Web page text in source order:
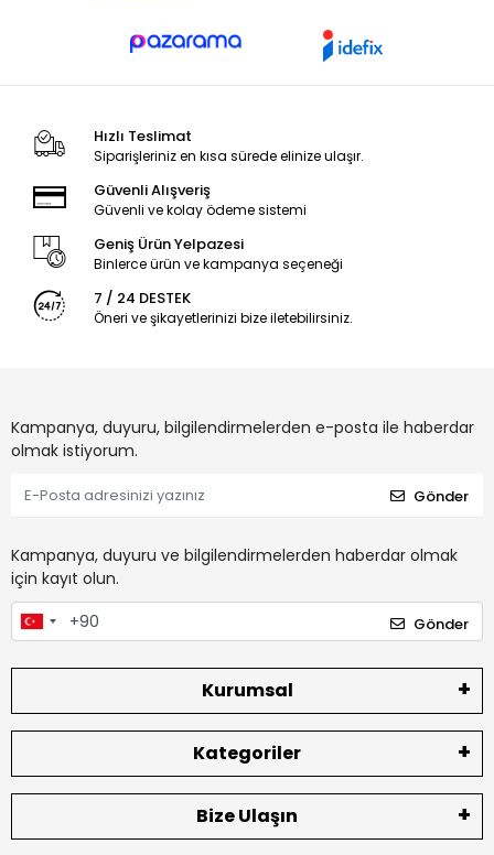
Hızlı Teslimat
Siparişleriniz en kısa sürede elinize ulaşır.
Güvenli Alışveriş
Güvenli ve kolay ödeme sistemi
Geniş Ürün Yelpazesi
Binlerce ürün ve kampanya seçeneği
7 / 24 DESTEK
Öneri ve şikayetlerinizi bize iletebilirsiniz.
Kampanya, duyuru, bilgilendirmelerden e-posta ile haberdar
olmak istiyorum.
Gönder
Kampanya, duyuru ve bilgilendirmelerden haberdar olmak
için kayıt olun.
Gönder
Kurumsal
Kategoriler
Bize Ulaşın